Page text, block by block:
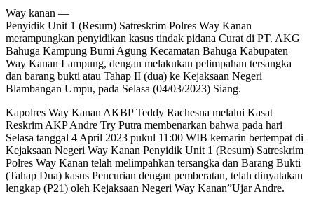
Way kanan —
Penyidik Unit 1 (Resum) Satreskrim Polres Way Kanan
merampungkan penyidikan kasus tindak pidana Curat di PT. AKG
Bahuga Kampung Bumi Agung Kecamatan Bahuga Kabupaten
Way Kanan Lampung, dengan melakukan pelimpahan tersangka
dan barang bukti atau Tahap II (dua) ke Kejaksaan Negeri
Blambangan Umpu, pada Selasa (04/03/2023) Siang.
Kapolres Way Kanan AKBP Teddy Rachesna melalui Kasat
Reskrim AKP Andre Try Putra membenarkan bahwa pada hari
Selasa tanggal 4 April 2023 pukul 11:00 WIB kemarin bertempat di
Kejaksaan Negeri Way Kanan Penyidik Unit 1 (Resum) Satreskrim
Polres Way Kanan telah melimpahkan tersangka dan Barang Bukti
(Tahap Dua) kasus Pencurian dengan pemberatan, telah dinyatakan
lengkap (P21) oleh Kejaksaan Negeri Way Kanan”Ujar Andre.